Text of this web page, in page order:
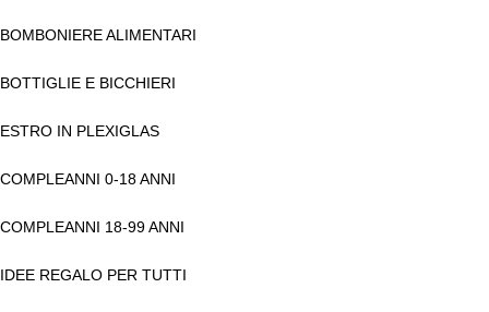
BOMBONIERE ALIMENTARI
BOTTIGLIE E BICCHIERI
ESTRO IN PLEXIGLAS
COMPLEANNI 0-18 ANNI
COMPLEANNI 18-99 ANNI
IDEE REGALO PER TUTTI